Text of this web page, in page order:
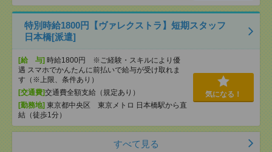
特別時給1800円【ヴァレクストラ】短期スタッフ
日本橋[派遣]
[給 与] 時給1800円 ※ご経験・スキルにより優
遇 スマホでかんたんに前払いで給与が受け取れま
す（※上限、条件あり）
[交通費]交通費全額支給（規定あり）
[勤務地] 東京都中央区 東京メトロ 日本橋駅から直
結（徒歩1分）
気になる！
すべて見る